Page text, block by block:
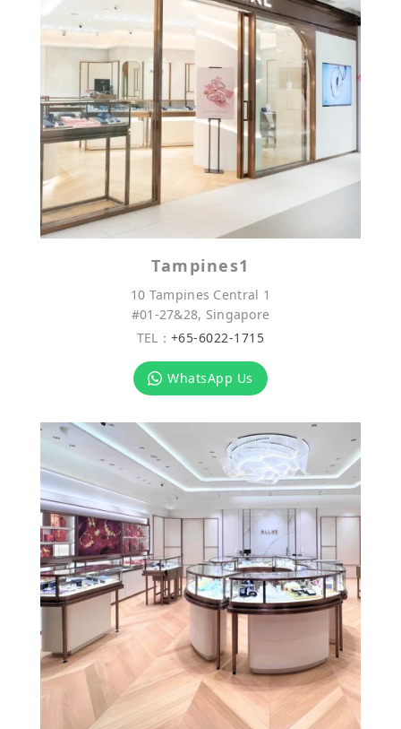
Tampines1
10 Tampines Central 1
#01-27&28, Singapore
TEL： +65-6022-1715
WhatsApp Us